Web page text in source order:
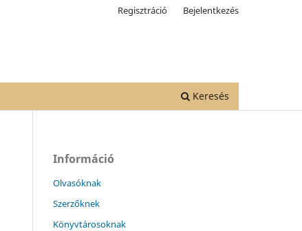
Keresés
Regisztráció Bejelentkezés
Információ
Olvasóknak
Szerzőknek
Könyvtárosoknak